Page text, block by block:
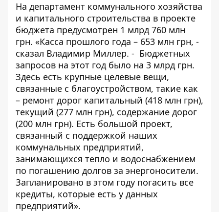
На департамент коммунального хозяйства
и капитального строительства в проекте
бюджета предусмотрен 1 млрд 760 млн
грн. «Касса прошлого года – 653 млн грн, -
сказал Владимир Миллер. - Бюджетных
запросов на этот год было на 3 млрд грн.
Здесь есть крупные целевые вещи,
связанные с благоустройством, такие как
– ремонт дорог капитальный (418 млн грн),
текущий (277 млн грн), содержание дорог
(200 млн грн). Есть большой проект,
связанный с поддержкой наших
коммунальных предприятий,
занимающихся тепло и водоснабжением
по погашению долгов за энергоносители.
Запланировано в этом году погасить все
кредиты, которые есть у данных
предприятий».